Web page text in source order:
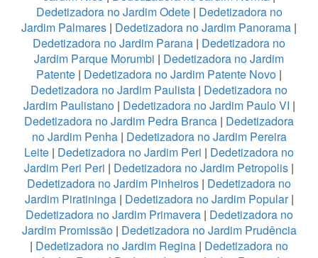
Dedetizadora no Jardim Odete| Dedetizadora no
Jardim Palmares | Dedetizadora no Jardim Panorama |
Dedetizadora no Jardim Parana | Dedetizadora no
Jardim Parque Morumbi | Dedetizadora no Jardim
Patente | Dedetizadora no Jardim Patente Novo |
Dedetizadora no Jardim Paulista | Dedetizadora no
Jardim Paulistano| Dedetizadora no Jardim Paulo VI |
Dedetizadora no Jardim Pedra Branca | Dedetizadora
no Jardim Penha| Dedetizadora no Jardim Pereira
Leite | Dedetizadora no Jardim Peri | Dedetizadora no
Jardim Peri Peri | Dedetizadora no Jardim Petropolis |
Dedetizadora no Jardim Pinheiros | Dedetizadora no
Jardim Piratininga| Dedetizadora no Jardim Popular|
Dedetizadora no Jardim Primavera| Dedetizadora no
Jardim Promissão| Dedetizadora no Jardim Prudência
| Dedetizadora no Jardim Regina | Dedetizadora no